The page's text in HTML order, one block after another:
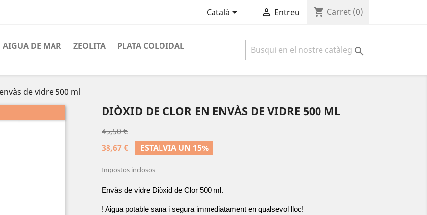
Català  Entreu shopping_cart Carret (0)
AIGUA DE MAR ZEOLITA PLATA COLOIDAL 
de vidre 500 ml
DIÒXID DE CLOR EN ENVÀS DE VIDRE 500 ML
45,50 €
38,67 €
ESTALVIA UN 15%
Impostos inclosos
Envàs de vidre Diòxid de Clor 500 ml.
! Aigua potable sana i segura immediatament en qualsevol lloc!